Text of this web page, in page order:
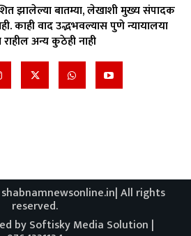
झालेल्या बातम्या, लेखाशी मुख्य संपादक
काही वाद उद्भभवल्यास पुणे न्यायालया
अन्य कुठेही नाही
All rights
reserved.
by Softisky Media Solution |